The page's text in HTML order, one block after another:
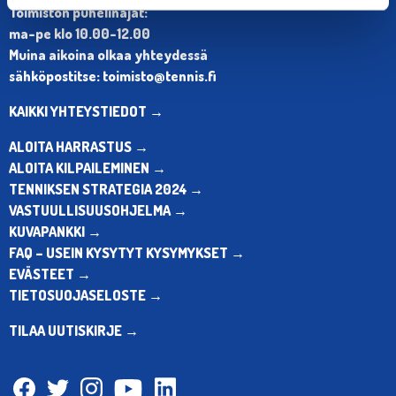
Toimiston puhelinajat:
ma-pe klo 10.00-12.00
Muina aikoina olkaa yhteydessä
sähköpostitse: toimisto@tennis.fi
KAIKKI YHTEYSTIEDOT →
ALOITA HARRASTUS →
ALOITA KILPAILEMINEN →
TENNIKSEN STRATEGIA 2024 →
VASTUULLISUUSOHJELMA →
KUVAPANKKI →
FAQ – USEIN KYSYTYT KYSYMYKSET →
EVÄSTEET →
TIETOSUOJASELOSTE →
TILAA UUTISKIRJE →